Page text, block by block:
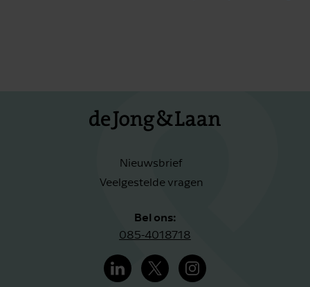
Nieuwsbrief
Veelgestelde vragen
Bel ons:
085-4018718